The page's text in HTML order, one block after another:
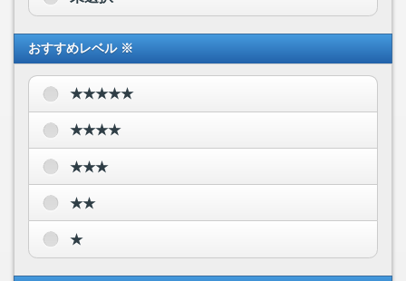
おすすめレベル ※
★★★★★
★★★★
★★★
★★
★